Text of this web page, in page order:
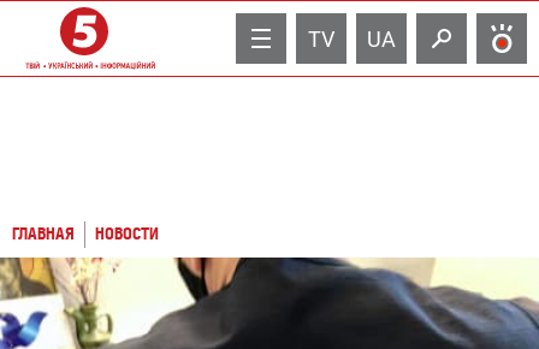
TV UA
ГЛАВНАЯ НОВОСТИ